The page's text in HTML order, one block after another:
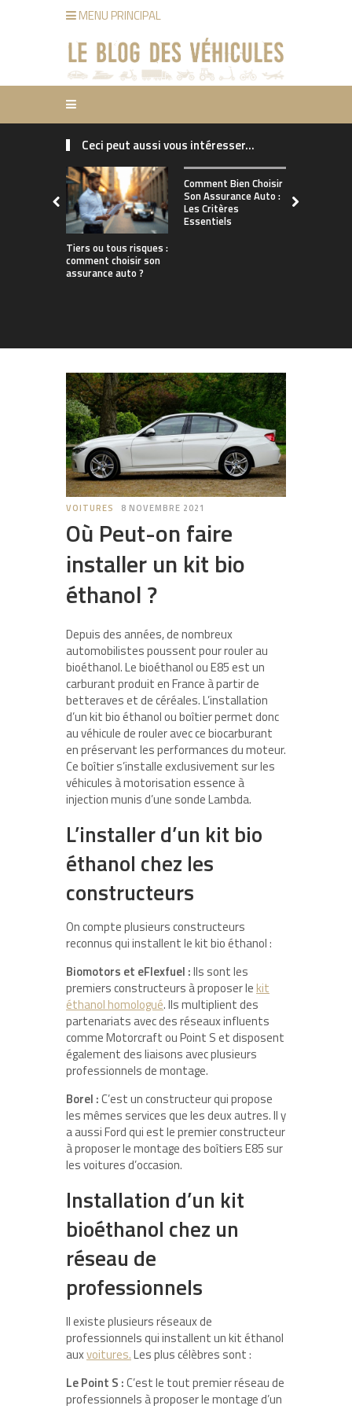
MENU PRINCIPAL
Ceci peut aussi vous intéresser...
Tiers ou tous risques :
comment choisir son
assurance auto ?
Comment Bien Choisir
Son Assurance Auto :
Les Critères
Essentiels
VOITURES 8 NOVEMBRE 2021
Où Peut-on faire
installer un kit bio
éthanol ?
Depuis des années, de nombreux
automobilistes poussent pour rouler au
bioéthanol. Le bioéthanol ou E85 est un
carburant produit en France à partir de
betteraves et de céréales. L’installation
d’un kit bio éthanol ou boîtier permet donc
au véhicule de rouler avec ce biocarburant
en préservant les performances du moteur.
Ce boîtier s’installe exclusivement sur les
véhicules à motorisation essence à
injection munis d’une sonde Lambda.
L’installer d’un kit bio
éthanol chez les
constructeurs
On compte plusieurs constructeurs
reconnus qui installent le kit bio éthanol :
Biomotors et eFlexfuel :Ils sont les
premiers constructeurs à proposer le kit
éthanol homologué. Ils multiplient des
partenariats avec des réseaux influents
comme Motorcraft ou Point S et disposent
également des liaisons avec plusieurs
professionnels de montage.
Borel :C’est un constructeur qui propose
les mêmes services que les deux autres. Il y
a aussi Ford qui est le premier constructeur
à proposer le montage des boîtiers E85 sur
les voitures d’occasion.
Installation d’un kit
bioéthanol chez un
réseau de
professionnels
Il existe plusieurs réseaux de
professionnels qui installent un kit éthanol
auxvoitures.Les plus célèbres sont :
Le Point S :C’est le tout premier réseau de
professionnels à proposer le montage d’un